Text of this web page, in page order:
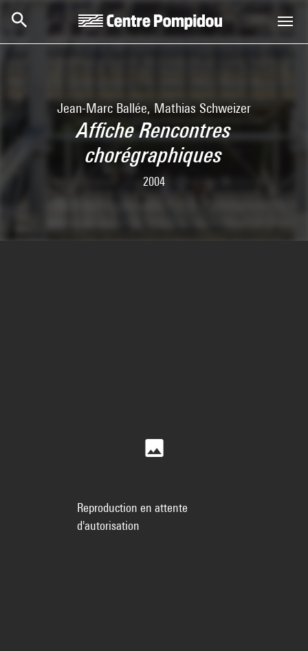
Jean-Marc Ballée, Mathias Schweizer
Affiche Rencontres
chorégraphiques
2004
Reproduction en attente
d'autorisation